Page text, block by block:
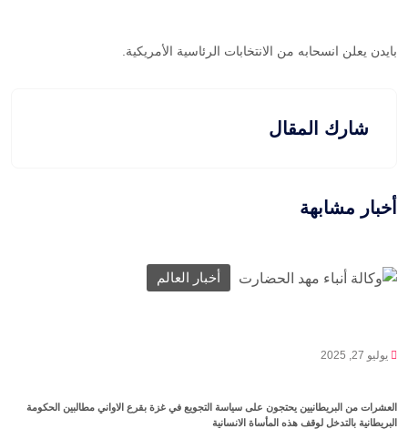
بايدن يعلن انسحابه من الانتخابات الرئاسية الأمريكية.
شارك المقال
أخبار مشابهة
أخبار العالم
يوليو 27, 2025
العشرات من البريطانيين يحتجون على سياسة التجويع في غزة بقرع الاواني مطالبين الحكومة
البريطانية بالتدخل لوقف هذه المأساة الانسانية